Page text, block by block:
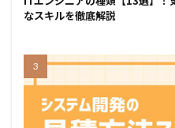
なスキルを徹底解説